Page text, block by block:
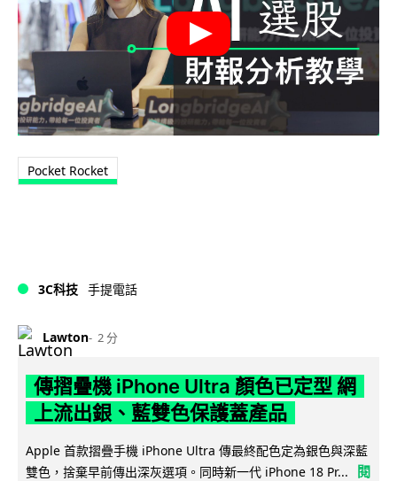
Pocket Rocket
3C科技 手提電話
Lawton 2 分
傳摺疊機 iPhone Ultra 顏色已定型 網
上流出銀、藍雙色保護蓋產品
Apple 首款摺疊手機 iPhone Ultra 傳最終配色定為銀色與深藍
雙色，捨棄早前傳出深灰選項。同時新一代 iPhone 18 Pr...
閱